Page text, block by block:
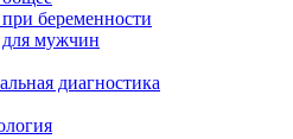
беременности
мужчин
диагностика